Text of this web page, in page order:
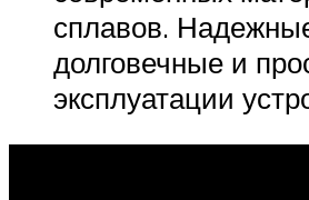
сплавов.
долговечные и
эксплуатации